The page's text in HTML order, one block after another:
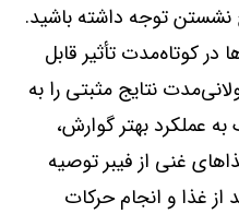
توجه داشته باشید.
کوتاه‌مدت تأثیر قابل
نتایج مثبتی را به
عملکرد بهتر گوارش،
غنی از فیبر توصیه
غذا و انجام حرکات